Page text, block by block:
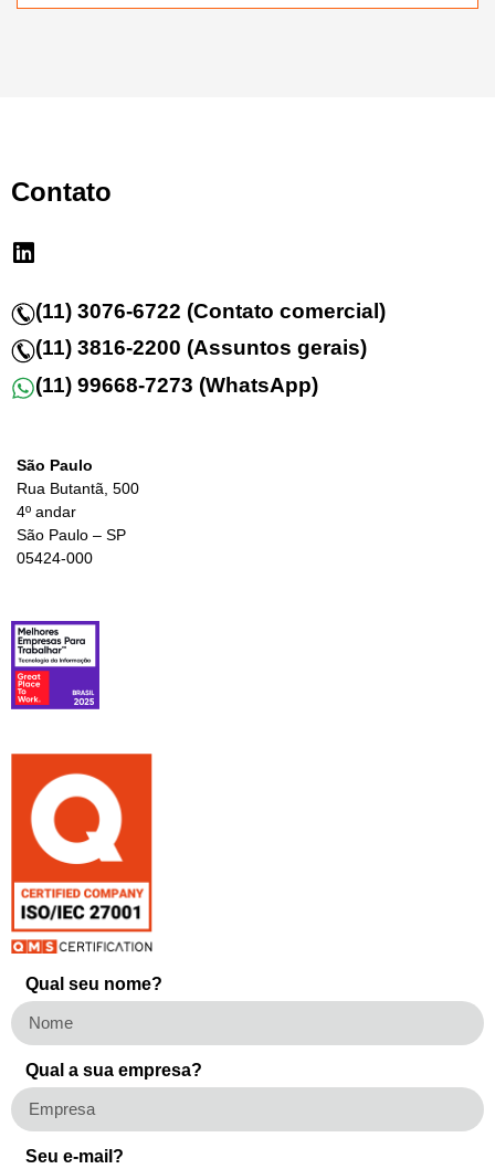
Contato
(11) 3076-6722 (Contato comercial)
(11) 3816-2200 (Assuntos gerais)
(11) 99668-7273 (WhatsApp)
São Paulo
Rua Butantã, 500
4º andar
São Paulo – SP
05424-000
Qual seu nome?
Qual a sua empresa?
Seu e-mail?